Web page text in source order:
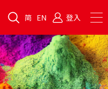
简 EN 登入